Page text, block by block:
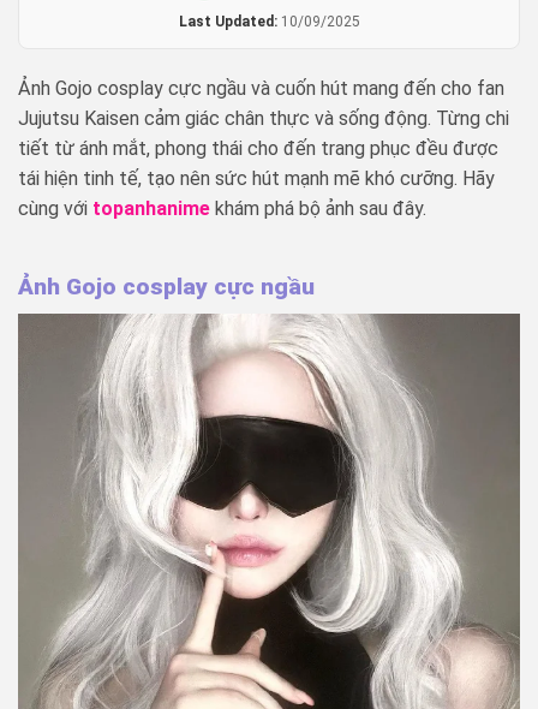
Last Updated:10/09/2025
Ảnh Gojo cosplay cực ngầu và cuốn hút mang đến cho fan
Jujutsu Kaisen cảm giác chân thực và sống động. Từng chi
tiết từ ánh mắt, phong thái cho đến trang phục đều được
tái hiện tinh tế, tạo nên sức hút mạnh mẽ khó cưỡng. Hãy
cùng với topanhanime khám phá bộ ảnh sau đây.
Ảnh Gojo cosplay cực ngầu